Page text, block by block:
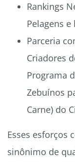
Rankings
Pelagens
Parceria
Criadores
Programa
Zebuínos
Carne) do
Esses esforços
sinônimo de